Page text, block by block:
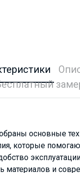
основные
которые
материалов и